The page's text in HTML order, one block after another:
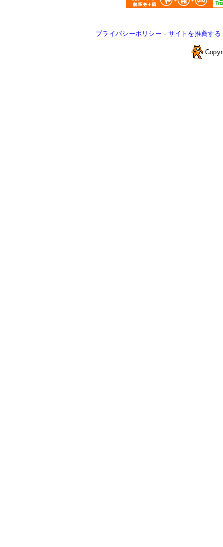
プライバシーポリシー - サイトを推薦する